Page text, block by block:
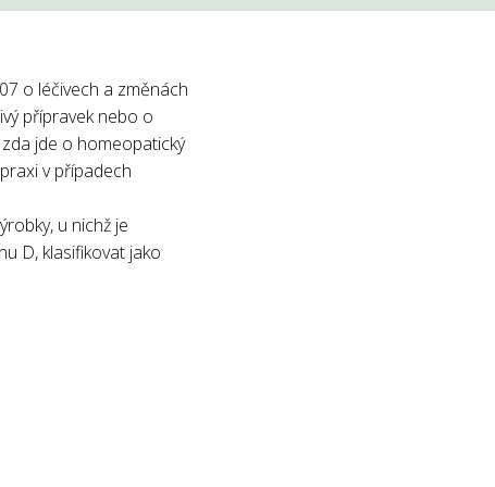
o léčivech a změnách
přípravek nebo o
jde o homeopatický
v případech
u nichž je
D, klasifikovat jako